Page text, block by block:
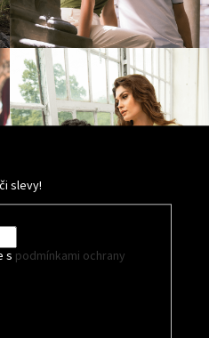
slevy!
s podmínkami ochrany